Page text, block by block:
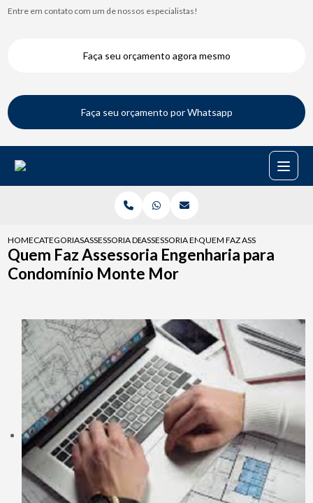
Entre em contato com um de nossos especialistas!
Faça seu orçamento agora mesmo
Faça seu orçamento por Whatsapp
HOMECATEGORIASASSESSORIA DE ENGENHARIAASSESSORIA ENGENHARIA PARA
QUEM FAZ ASSESSORIA
Quem Faz Assessoria Engenharia para
Condomínio Monte Mor